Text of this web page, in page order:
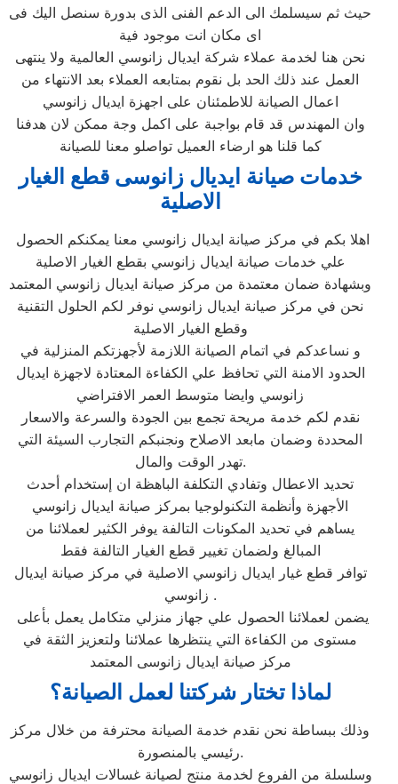
حيث ثم سيسلمك الى الدعم الفنى الذى بدورة سنصل اليك فى
اى مكان انت موجود فية
نحن هنا لخدمة عملاء شركة ايديال زانوسي العالمية ولا ينتهى
العمل عند ذلك الحد بل نقوم بمتابعه العملاء بعد الانتهاء من
اعمال الصيانة للاطمئنان على اجهزة ايديال زانوسي
وان المهندس قد قام بواجبة على اكمل وجة ممكن لان هدفنا
كما قلنا هو ارضاء العميل تواصلو معنا للصيانة
خدمات صيانة ايديال زانوسى قطع الغيار
الاصلية
علي خدمات صيانة ايديال زانوسي بقطع الغيار الاصلية
وبشهادة ضمان معتمدة من مركز صيانة ايديال زانوسي المعتمد
نحن في مركز صيانة ايديال زانوسي نوفر لكم الحلول التقنية
وقطع الغيار الاصلية
و نساعدكم في اتمام الصيانة اللازمة لأجهزتكم المنزلية في
الحدود الامنة التي تحافظ علي الكفاءة المعتادة لاجهزة ايديال
زانوسي وايضا متوسط العمر الافتراضي
نقدم لكم خدمة مريحة تجمع بين الجودة والسرعة والاسعار
المحددة وضمان مابعد الاصلاح ونجنبكم التجارب السيئة التي
تهدر الوقت والمال.
تحديد الاعطال وتفادي التكلفة الباهظة ان إستخدام أحدث
الأجهزة وأنظمة التكنولوجيا بمركز صيانة ايديال زانوسي
يساهم في تحديد المكونات التالفة يوفر الكثير لعملائنا من
المبالغ ولضمان تغيير قطع الغيار التالفة فقط
توافر قطع غيار ايديال زانوسي الاصلية في مركز صيانة ايديال
زانوسي .
مستوى من الكفاءة التي ينتظرها عملائنا ولتعزيز الثقة في
مركز صيانة ايديال زانوسى المعتمد
لماذا تختار شركتنا لعمل الصيانة؟
وذلك ببساطة نحن نقدم خدمة الصيانة محترفة من خلال مركز
رئيسي بالمنصورة.
وسلسلة من الفروع لخدمة منتج لصيانة غسالات ايديال زانوسي